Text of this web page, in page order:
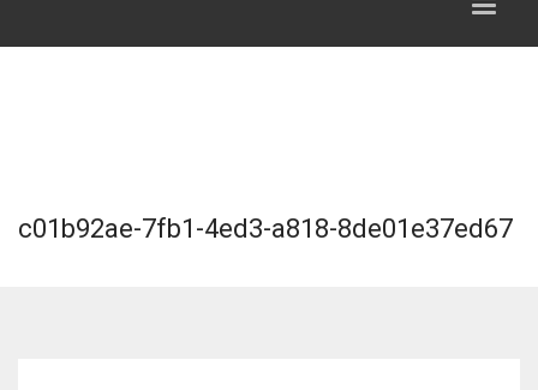
c01b92ae-7fb1-4ed3-a818-8de01e37ed67